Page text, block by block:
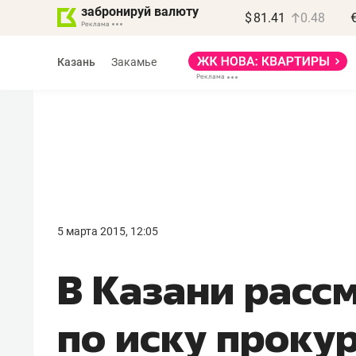
забронируй валюту $ 81.41 0.48
Казань Закамье
5 марта 2015, 12:05
В Казани
по иску
правил, бизнес может
потерять минимум
не
чем